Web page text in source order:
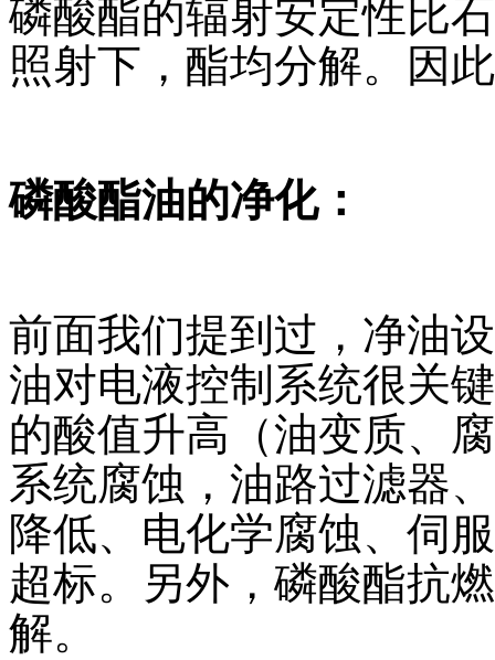
磷酸酯的辐射安定性比
照射下，酯均分解。因
磷酸酯油的净化：
前面我们提到过，净油
油对电液控制系统很关
的酸值升高（油变质、
系统腐蚀，油路过滤器
降低、电化学腐蚀、伺
超标。另外，磷酸酯抗
解。